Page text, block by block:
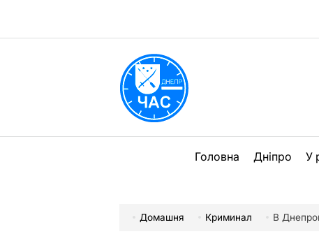
вмісту
Головна Дніпро У
Домашня Криминал В